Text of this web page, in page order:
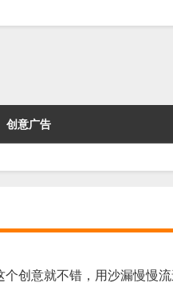
创意广告
创意就不错，用沙漏慢慢流